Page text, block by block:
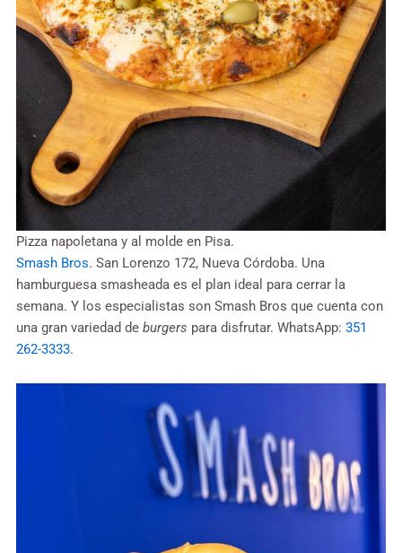
Pizza napoletana y al molde en Pisa.
Smash Bros. San Lorenzo 172, Nueva Córdoba. Una
hamburguesa smasheada es el plan ideal para cerrar la
semana. Y los especialistas son Smash Bros que cuenta con
una gran variedad de burgers para disfrutar. WhatsApp: 351
262-3333.